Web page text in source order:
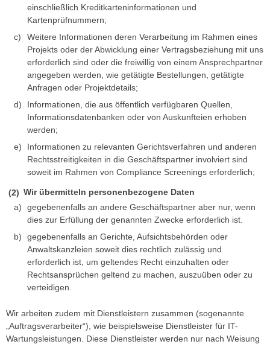
einschließlich Kreditkarteninformationen und
Kartenprüfnummern;
Weitere Informationen deren Verarbeitung im Rahmen eines
Projekts oder der Abwicklung einer Vertragsbeziehung mit uns
erforderlich sind oder die freiwillig von einem Ansprechpartner
angegeben werden, wie getätigte Bestellungen, getätigte
Anfragen oder Projektdetails;
Informationen, die aus öffentlich verfügbaren Quellen,
Informationsdatenbanken oder von Auskunfteien erhoben
werden;
Informationen zu relevanten Gerichtsverfahren und anderen
Rechtsstreitigkeiten in die Geschäftspartner involviert sind
soweit im Rahmen von Compliance Screenings erforderlich;
Wir übermitteln personenbezogene Daten
gegebenenfalls an andere Geschäftspartner aber nur, wenn
dies zur Erfüllung der genannten Zwecke erforderlich ist.
gegebenenfalls an Gerichte, Aufsichtsbehörden oder
Anwaltskanzleien soweit dies rechtlich zulässig und
erforderlich ist, um geltendes Recht einzuhalten oder
Rechtsansprüchen geltend zu machen, auszuüben oder zu
verteidigen.
Wir arbeiten zudem mit Dienstleistern zusammen (sogenannte
„Auftragsverarbeiter“), wie beispielsweise Dienstleister für IT-
Wartungsleistungen. Diese Dienstleister werden nur nach Weisung